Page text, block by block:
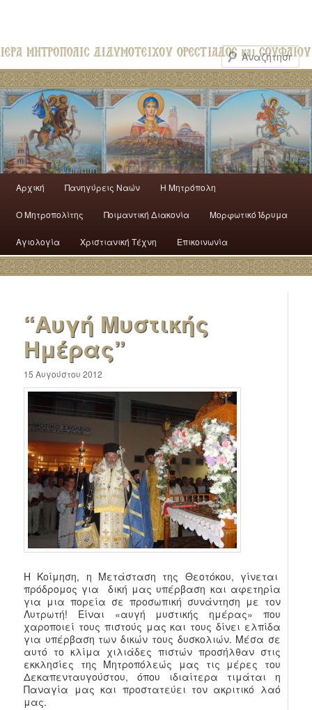
Αρχική Πανηγύρεις Ναών H Mητρόπολη
Ο Mητροπολίτης Ποιμαντική Διακονία Μορφωτικό Ίδρυμα
Αγιολογία Χριστιανική Τέχνη Επικοινωνία
“Αυγή Μυστικής
Ημέρας”
15 Αυγούστου 2012
Η Κοίμηση, η Μετάσταση της Θεοτόκου, γίνεται
πρόδρομος για δική μας υπέρβαση και αφετηρία
για μια πορεία σε προσωπική συνάντηση με τον
Λυτρωτή! Είναι «αυγή μυστικής ημέρας» που
χαροποιεί τους πιστούς μας και τους δίνει ελπίδα
για υπέρβαση των δικών τους δυσκολιών. Μέσα σε
αυτό το κλίμα χιλιάδες πιστών προσήλθαν στις
εκκλησίες της Μητροπόλεώς μας τις μέρες του
Δεκαπενταυγούστου, όπου ιδιαίτερα τιμάται η
Παναγία μας και προστατεύει τον ακριτικό λαό
μας.